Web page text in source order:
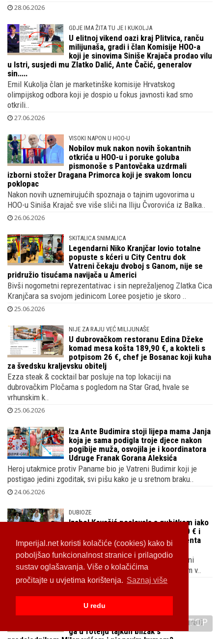
Imperijal.net koristi kolačiće (cookies) kako bi
poboljšao funkcionalnost stranice i prilagodio
sustav oglašavanja. Više o kolačićima
pročitajte u uvjetima korištenja. Saznaj više
U redu
28.06.2026
GDJE IMA ŽITA TU JE I KUKOLJA
U elitnoj vikend oazi kraj Plitvica, ranču
milijunaša, gradi i član Komisije HOO-a
koji je sinovima Siniše Krajača prodao vilu
u Istri, susjedi mu Zlatko Dalić, Ante Čačić, generalov
sin.....
Emil Kukolja član je marketinške komisije Hrvatskog
olimpijskog odbora koji je dospio u fokus javnosti kad smo
otkrili..
27.06.2026
VISOKI NAPON U HOO-U
Nobilov muk nakon novih šokantnih
otkrića u HOO-u i poruke goluba
pismonoše s Pantovčaka uzdrmali
izborni stožer Dragana Primorca koji je svakom loncu
poklopac
Nakon novih uznemirujućih spoznaja o tajnim ugovorima u
HOO-u Siniša Krajač sve više sliči na Iliju Čvorovića iz Balka..
26.06.2026
SKITALICA SNIMALICA
Legendarni Niko Kranjčar lovio totalne
popuste s kćeri u City Centru dok
Vatreni čekaju dvoboj s Ganom, nije se
pridružio tisućama navijača u Americi
Bivši nogometni reprezentativac i sin neprežaljenog Zlatka Cica
Kranjčara sa svojom jedinicom Loree posjetio je skoro ..
25.06.2026
NIJE ZA RAJU VEĆ MILIJUNAŠE
U dubrovačkom restoranu Edina Džeke
komad mesa košta 189,90 €, a kokteli s
potpisom 26 €, chef je Bosanac koji kuha
za švedsku kraljevsku obitelj
Ezza steak & cocktail bar posluje na top lokaciji na
dubrovačkim Pločama s pogledom na Star Grad, hvale se
vrhunskim k..
25.06.2026
Iza Ante Budimira stoji lijepa mama Janja
koja je sama podigla troje djece nakon
pogibije muža, osvojila je i koordinatora
Udruge Franak Gorana Aleksića
Heroj utakmice protiv Paname bio je Vatreni Budimir koji je
postigao jedini zgoditak, svi pišu kako je u sretnom braku..
24.06.2026
DUBIOZE
Izabel Kovačić poslovala s gubitkom iako
sama reklamira svoje sakoe od 600 € i
traperice od 300 €, njena sestra renta
apartmane na moru da zakrpa kućni budžet
Tvrtka supruge Vatrenog Matea Kovačića u kojoj su i njeni
mama i tata te sestra Ivana Čirjak poslovala je s gubitkom v..
23.06.2026
ŠUŠKA SE ŠUŠKA
Franjo Arapović treća opcija za
Matešinog nasljednika u HOO-u, gura li
ga u fotelju tajkun blizak s
TOP